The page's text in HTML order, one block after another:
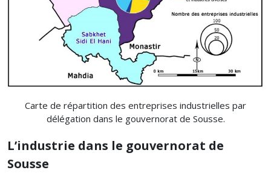
Carte de répartition des entreprises industrielles par
délégation dans le gouvernorat de Sousse.
L’industrie dans le gouvernorat de
Sousse